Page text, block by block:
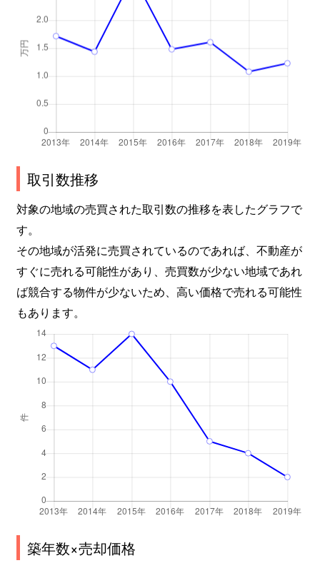
取引数推移
対象の地域の売買された取引数の推移を表したグラフで
す。
その地域が活発に売買されているのであれば、不動産が
すぐに売れる可能性があり、売買数が少ない地域であれ
ば競合する物件が少ないため、高い価格で売れる可能性
もあります。
築年数×売却価格